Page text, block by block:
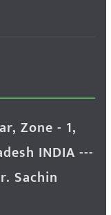
Zone - 1,
INDIA ---
Sachin